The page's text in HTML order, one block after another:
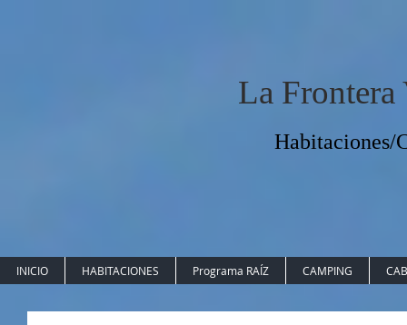
La Frontera
Habitaciones/
INICIO HABITACIONES Programa RAÍZ CAMPING